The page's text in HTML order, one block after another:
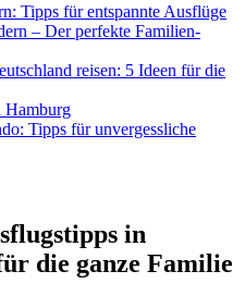
Tipps für entspannte Ausflüge
– Der perfekte Familien-
reisen: 5 Ideen für die
Hamburg
Tipps für unvergessliche
in
die ganze Familie